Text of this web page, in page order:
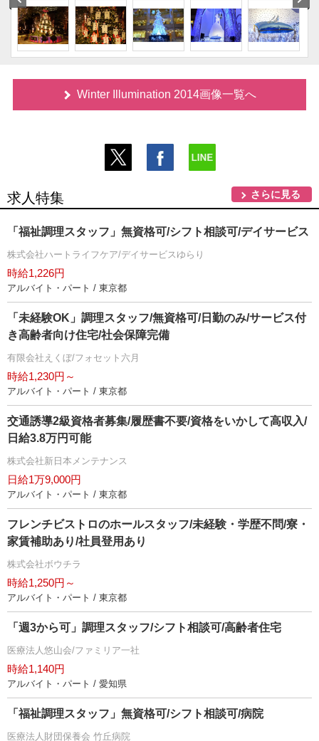
Winter Illumination 2014画像一覧へ
求人特集 さらに見る
「福祉調理スタッフ」無資格可/シフト相談可/デイサービス
株式会社ハートライフケア/デイサービスゆらり
時給1,226円
アルバイト・パート / 東京都
「未経験OK」調理スタッフ/無資格可/日勤のみ/サービス付
き高齢者向け住宅/社会保障完備
有限会社えくぼ/フォセット六月
時給1,230円～
アルバイト・パート / 東京都
交通誘導2級資格者募集/履歴書不要/資格をいかして高収入/
日給3.8万円可能
株式会社新日本メンテナンス
日給1万9,000円
アルバイト・パート / 東京都
フレンチビストロのホールスタッフ/未経験・学歴不問/寮・
家賃補助あり/社員登用あり
株式会社ボウチラ
時給1,250円～
アルバイト・パート / 東京都
「週3から可」調理スタッフ/シフト相談可/高齢者住宅
医療法人悠山会/ファミリア一社
時給1,140円
アルバイト・パート / 愛知県
「福祉調理スタッフ」無資格可/シフト相談可/病院
医療法人財団保養会 竹丘病院